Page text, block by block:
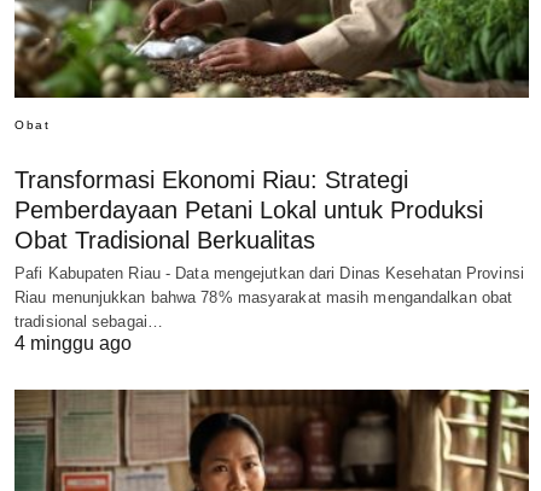
Obat
Transformasi Ekonomi Riau: Strategi
Pemberdayaan Petani Lokal untuk Produksi
Obat Tradisional Berkualitas
Pafi Kabupaten Riau - Data mengejutkan dari Dinas Kesehatan Provinsi
Riau menunjukkan bahwa 78% masyarakat masih mengandalkan obat
tradisional sebagai…
4 minggu ago